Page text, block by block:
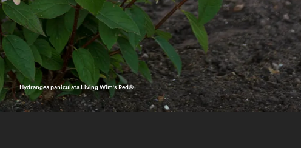
Hydrangea paniculata Living Wim's Red®